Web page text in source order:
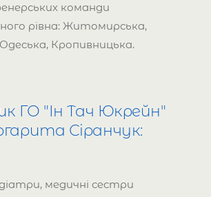
команди
рівна: Житомирська,
Одеська, Кропивницька.
ГО "Ін Тач Юкрейн"
Сіранчук:
медичні сестри